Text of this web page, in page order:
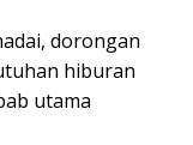
dorongan
hiburan
utama